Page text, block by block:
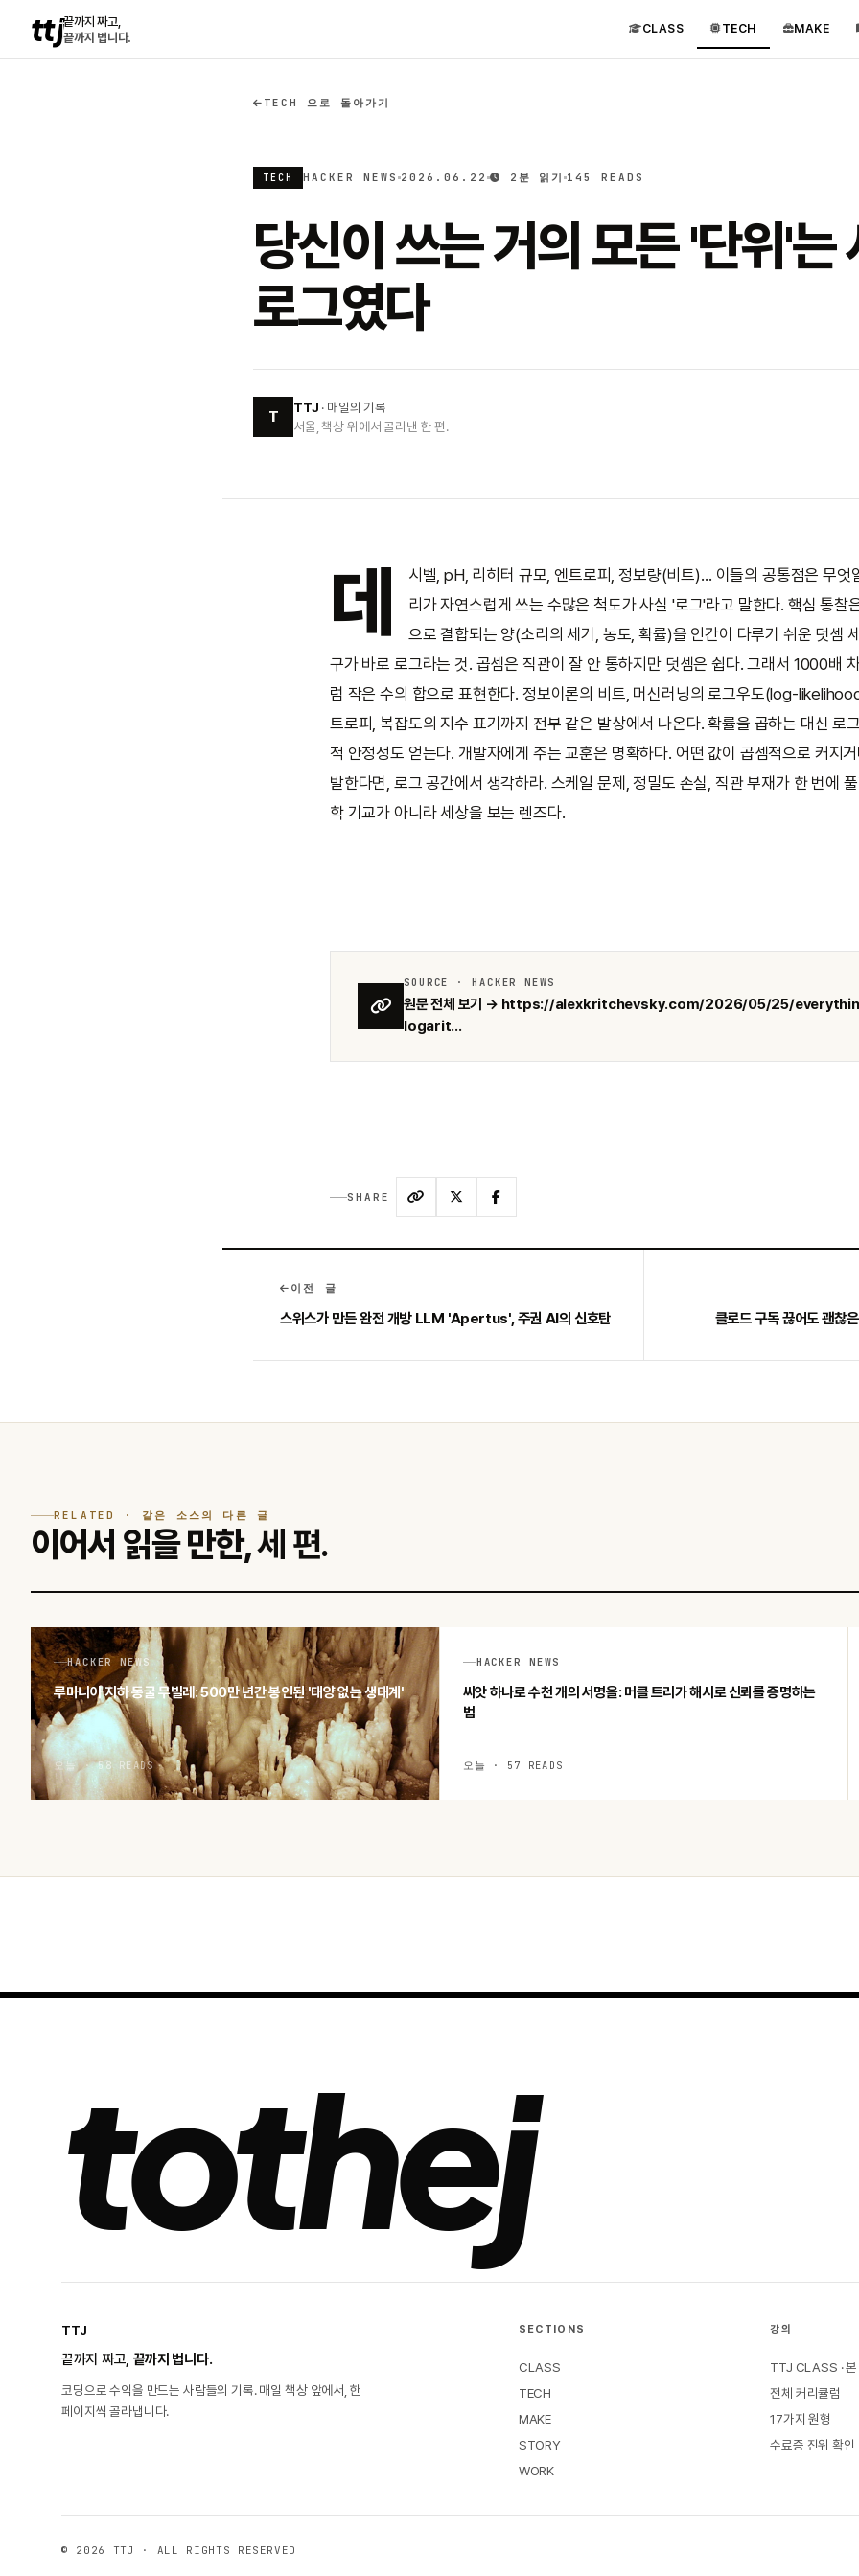
ttj끝까지 짜고,
끝까지 법니다.
CLASS TECH MAKE
TECH 으로 돌아가기
TECH HACKER NEWS 2026.06.22 2분 읽기 145 READS
당신이 쓰는 거의 모든 '단위'는
로그였다
T
TTJ · 매일의 기록
서울, 책상 위에서 골라낸 한 편.
데
시벨, pH, 리히터 규모, 엔트로피, 정보량(비트)… 이들의 공통점은 무엇
리가 자연스럽게 쓰는 수많은 척도가 사실 '로그'라고 말한다. 핵심 통찰
으로 결합되는 양(소리의 세기, 농도, 확률)을 인간이 다루기 쉬운 덧셈
구가 바로 로그라는 것. 곱셈은 직관이 잘 안 통하지만 덧셈은 쉽다. 그래서 1000배
럼 작은 수의 합으로 표현한다. 정보이론의 비트, 머신러닝의 로그우도(log-
트로피, 복잡도의 지수 표기까지 전부 같은 발상에서 나온다. 확률을 곱하는 대신 로
적 안정성도 얻는다. 개발자에게 주는 교훈은 명확하다. 어떤 값이 곱셈적으로 커지
발한다면, 로그 공간에서 생각하라. 스케일 문제, 정밀도 손실, 직관 부재가 한 번에
학 기교가 아니라 세상을 보는 렌즈다.
SOURCE · HACKER NEWS
원문 전체 보기 → https://alexkritchevsky.com/2026/05/25/
logarit...
SHARE
이전 글
스위스가 만든 완전 개방 LLM 'Apertus', 주권 AI의 신호탄 클로드 구독 끊어도 괜찮
RELATED · 같은 소스의 다른 글
이어서 읽을 만한,세 편.
HACKER NEWS
루마니아 지하 동굴 무빌레: 500만 년간 봉인된 '태양 없는 생태계'
오늘 · 58 READS
HACKER NEWS
씨앗 하나로 수천 개의 서명을: 머클 트리가 해시로 신뢰를 증명하는
법
오늘 · 57 READS
tothej
TTJ
끝까지 짜고, 끝까지 법니다.
코딩으로 수익을 만드는 사람들의 기록. 매일 책상 앞에서, 한
페이지씩 골라냅니다.
SECTIONS
CLASS
TECH
MAKE
STORY
WORK
강의
TTJ CLASS · 본
전체 커리큘럼
17가지 원형
수료증 진위 확인
© 2026 TTJ · ALL RIGHTS RESERVED